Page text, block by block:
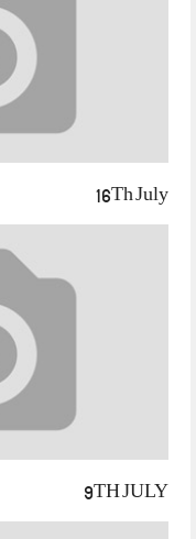
16Th July
9TH JULY